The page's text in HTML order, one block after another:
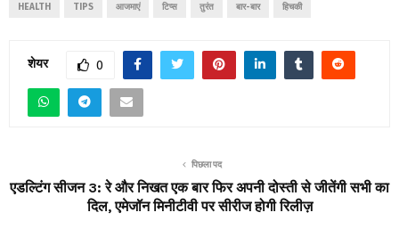
HEALTH TIPS आजमाएं टिप्स तुरंत बार-बार हिचकी
शेयर 0
पिछला पद
एडल्टिंग सीजन 3: रे और निखत एक बार फिर अपनी दोस्ती से जीतेंगी सभी का
दिल, एमेजॉन मिनीटीवी पर सीरीज होगी रिलीज़